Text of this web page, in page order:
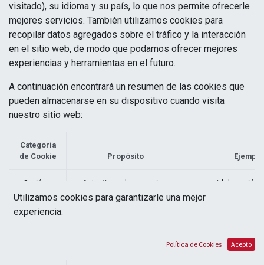
visitado), su idioma y su país, lo que nos permite ofrecerle
mejores servicios. También utilizamos cookies para
recopilar datos agregados sobre el tráfico y la interacción
en el sitio web, de modo que podamos ofrecer mejores
experiencias y herramientas en el futuro.
A continuación encontrará un resumen de las cookies que
pueden almacenarse en su dispositivo cuando visita
nuestro sitio web:
Categoría
de Cookie
Propósito
Sesión y
seguridad
Autenticar a los usuarios,
proteger sus datos y permitir
que el sitio web preste los
id de sesión
Utilizamos cookies para garantizarle una mejor
experiencia.
Política de Cookies Acepto